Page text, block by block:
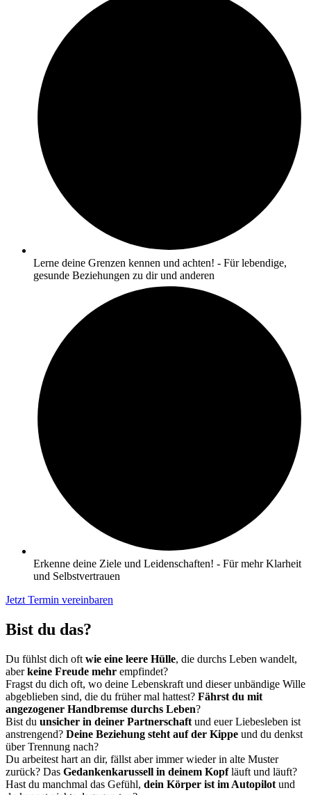
Lerne deine Grenzen kennen und achten! - Für lebendige,
gesunde Beziehungen zu dir und anderen
Erkenne deine Ziele und Leidenschaften! - Für mehr Klarheit
und Selbstvertrauen
Jetzt Termin vereinbaren
Bist du das?
Du fühlst dich oft wie eine leere Hülle, die durchs Leben wandelt,
aberkeine Freude mehr empfindet?
Fragst du dich oft, wo deine Lebenskraft und dieser unbändige Wille
abgeblieben sind, die du früher mal hattest? Fährst du mit
angezogener Handbremse durchs Leben?
Bist du unsicher in deiner Partnerschaft und euer Liebesleben ist
anstrengend? Deine Beziehung steht auf der Kippe und du denkst
über Trennung nach?
Du arbeitest hart an dir, fällst aber immer wieder in alte Muster
zurück? Das Gedankenkarussell in deinem Kopfläuft und läuft?
Hast du manchmal das Gefühl, dein Körper ist im Autopilot und